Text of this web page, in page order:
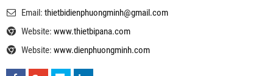
Email: thietbidienphuongminh@gmail.com
Website: www.thietbipana.com
Website: www.dienphuongminh.com